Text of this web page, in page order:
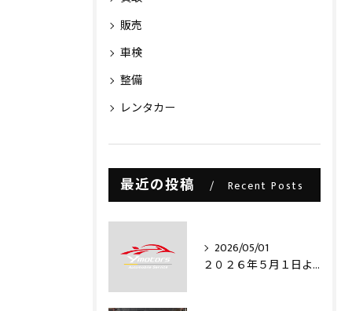
販売
車検
整備
レンタカー
最近の投稿 Recent Posts
2026/05/01
２０２６年５月１日より・・・